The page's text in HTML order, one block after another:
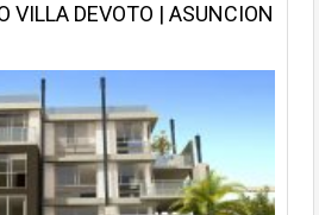
VILLA DEVOTO | ASUNCION